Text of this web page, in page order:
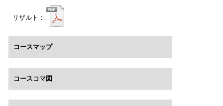
リザルト：
コースマップ
コースコマ図